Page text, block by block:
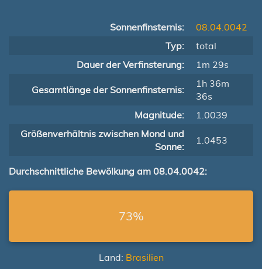
Sonnenfinsternis:
08.04.0042
Typ:
total
Dauer der Verfinsterung:
1m 29s
Gesamtlänge der Sonnenfinsternis:
1h 36m
36s
Magnitude:
1.0039
Größenverhältnis zwischen Mond und
Sonne:
1.0453
Durchschnittliche Bewölkung am 08.04.0042:
73%
Land: Brasilien